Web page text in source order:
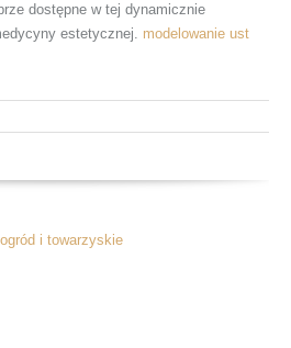
dostępne w tej dynamicznie
estetycznej. modelowanie ust
i towarzyskie